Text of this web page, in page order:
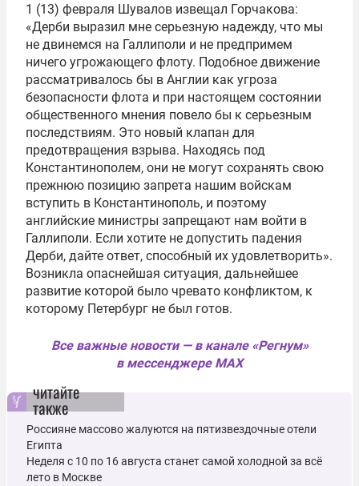
1 (13) февраля Шувалов извещал Горчакова:
«Дерби выразил мне серьезную надежду, что мы
не двинемся на Галлиполи и не предпримем
ничего угрожающего флоту. Подобное движение
рассматривалось бы в Англии как угроза
безопасности флота и при настоящем состоянии
общественного мнения повело бы к серьезным
последствиям. Это новый клапан для
предотвращения взрыва. Находясь под
Константинополем, они не могут сохранять свою
прежнюю позицию запрета нашим войскам
вступить в Константинополь, и поэтому
английские министры запрещают нам войти в
Галлиполи. Если хотите не допустить падения
Дерби, дайте ответ, способный их удовлетворить».
Возникла опаснейшая ситуация, дальнейшее
развитие которой было чревато конфликтом, к
которому Петербург не был готов.
Все важные новости — в канале «Регнум»
в мессенджере MAX
читайте
также
Россияне массово жалуются на пятизвездочные отели
Египта
Неделя с 10 по 16 августа станет самой холодной за всё
лето в Москве